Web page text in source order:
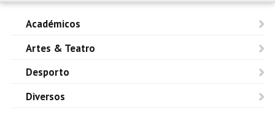
Académicos
Artes & Teatro
Desporto
Diversos